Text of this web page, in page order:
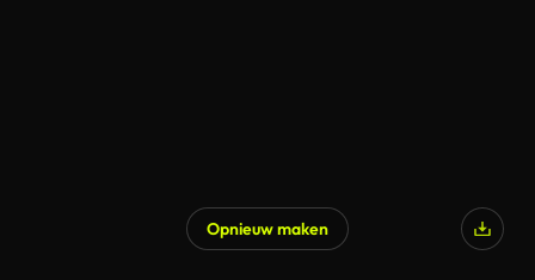
Opnieuw maken